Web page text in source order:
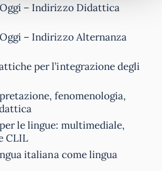
– Indirizzo Didattica
– Indirizzo Alternanza
per l’integrazione degli
fenomenologia,
le lingue: multimediale,
CLIL
italiana come lingua